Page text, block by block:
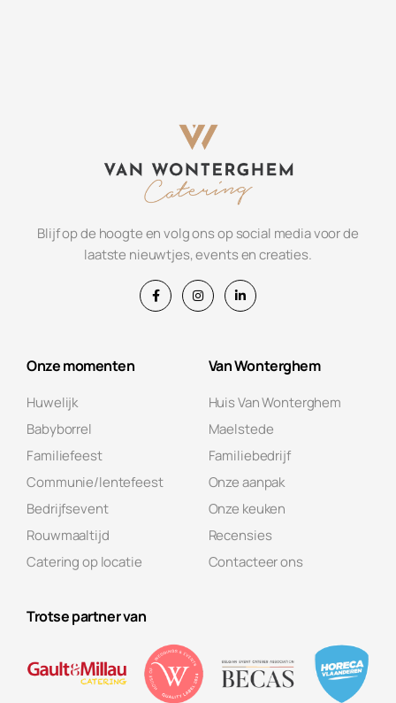
Blijf op de hoogte en volg ons op social media voor de
laatste nieuwtjes, events en creaties.
Onze momenten
Huwelijk
Babyborrel
Familiefeest
Communie/lentefeest
Bedrijfsevent
Rouwmaaltijd
Catering op locatie
Van Wonterghem
Huis Van Wonterghem
Maelstede
Familiebedrijf
Onze aanpak
Onze keuken
Recensies
Contacteer ons
Trotse partner van